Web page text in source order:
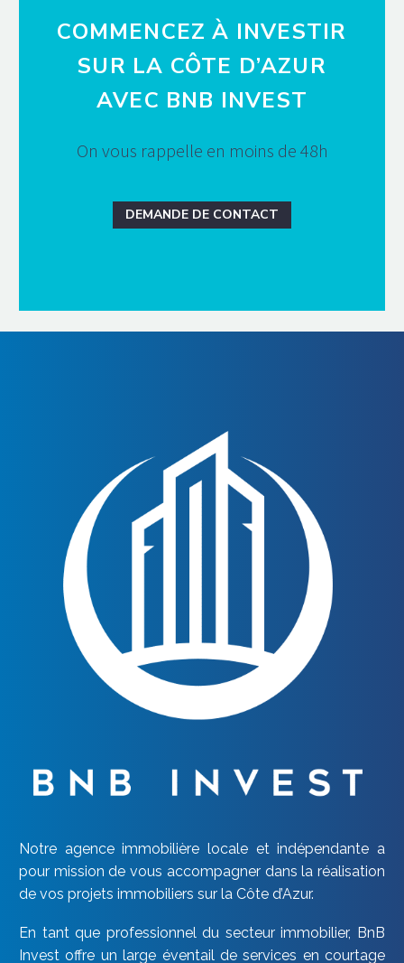
COMMENCEZ À INVESTIR
SUR LA CÔTE D’AZUR
AVEC BNB INVEST
On vous rappelle en moins de 48h
DEMANDE DE CONTACT
Notre agence immobilière locale et indépendante a
pour mission de vous accompagner dans la réalisation
de vos projets immobiliers sur la Côte d’Azur.
En tant que professionnel du secteur immobilier, BnB
Invest offre un large éventail de services en courtage